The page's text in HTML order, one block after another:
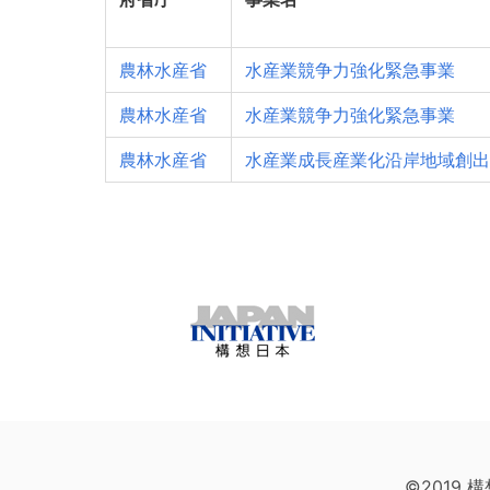
農林水産省 水産業競争力強化緊急事業
農林水産省 水産業競争力強化緊急事業
農林水産省 水産業成長産業化沿岸地域創